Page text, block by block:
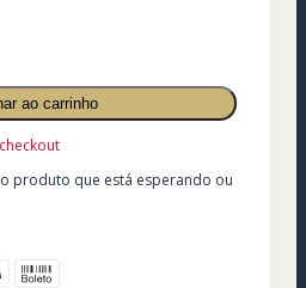
ao carrinho
o produto que está esperando ou